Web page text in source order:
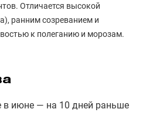
Отличается высокой
ранним созреванием и
к полеганию и морозам.
в июне — на 10 дней раньше